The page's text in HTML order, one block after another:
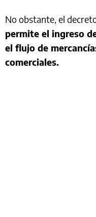
No obstante, el
permite el ingreso
el flujo de
comerciales.